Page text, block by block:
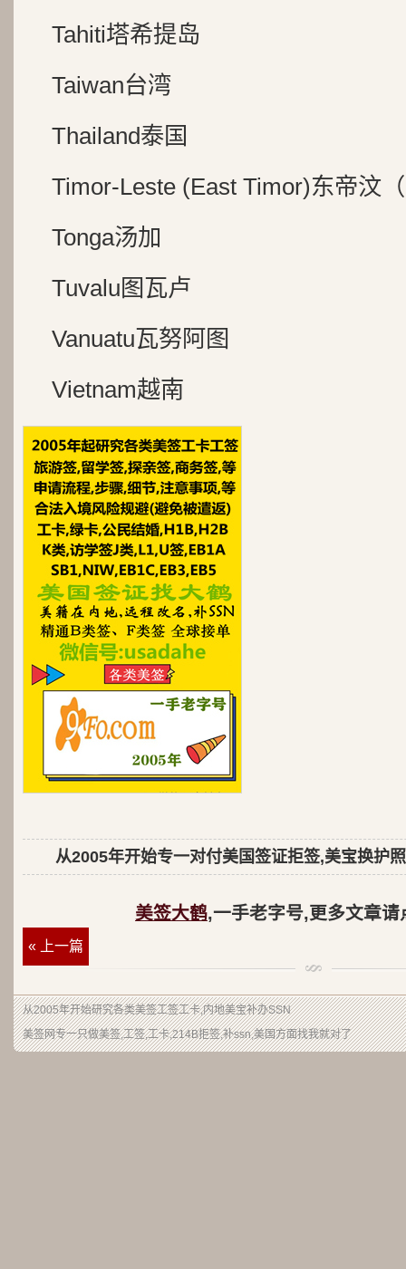
Tahiti塔希提岛
Taiwan台湾
Thailand泰国
Timor-Leste (East Timor)东帝汶
Tonga汤加
Tuvalu图瓦卢
Vanuatu瓦努阿图
Vietnam越南
从2005年开始专一对付美国签证拒签,美宝换护
美签大鹤,一手老字号,更多文章请
« 上一篇
从2005年开始研究各类美签工签工卡,内地美宝补办SSN
美签网专一只做美签,工签,工卡,214B拒签,补ssn,美国方面找我就对了